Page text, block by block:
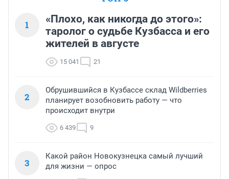
1
«Плохо, как никогда до этого»:
таролог о судьбе Кузбасса и его
жителей в августе
15 041 21
2
Обрушившийся в Кузбассе склад Wildberries
планирует возобновить работу — что
происходит внутри
6 439 9
3
Какой район Новокузнецка самый лучший
для жизни — опрос